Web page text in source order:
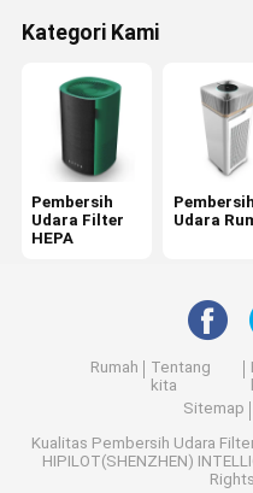
Kategori Kami
Pembersih
Udara Filter
HEPA
Pembersih
Udara
Rumah
Tentang
kita
Sitemap
Kualitas Pembersih Udara
HIPILOT(SHENZHEN)